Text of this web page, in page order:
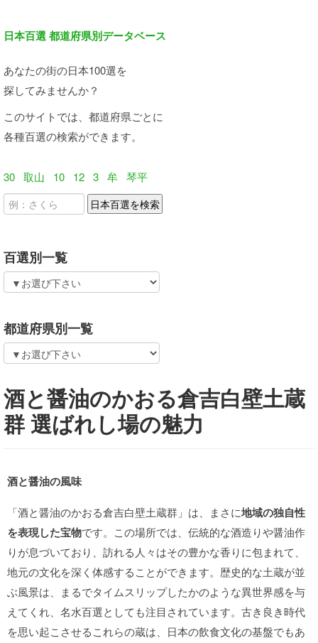
日本百選 都道府県別データベース
あなたの街の日本100選を
探してみませんか？
このサイトでは、都道府県ごとに
各種百選の検索ができます。
30 取山 10 12 3 牟 琴平
百選別一覧
都道府県別一覧
酒と醤油のかおる倉吉白壁土蔵
群 選ばれし場の魅力
酒と醤油の風味
「酒と醤油のかおる倉吉白壁土蔵群」は、まさに地域の独自性
を表現した宝物です。この場所では、伝統的な酒造りや醤油作
りが息づいており、訪れる人々はその豊かな香りに包まれて、
地元の文化を深く体感することができます。歴史的な土蔵が並
ぶ風景は、まるでタイムスリップしたかのような異世界感を与
えてくれ、名水百選としても注目されています。古き良き時代
を思い起こさせるこれらの蔵は、日本の飲食文化の基盤でもあ